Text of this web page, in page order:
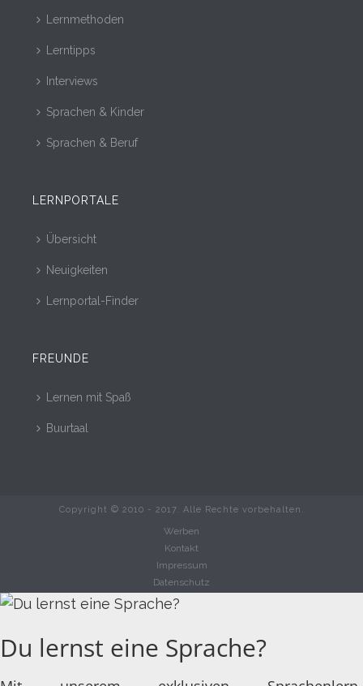
Lernmethoden
Lerntipps
Interviews
Sprachen & Kinder
Sprachen & Beruf
LERNPORTALE
Übersicht
Neuigkeiten
Lernportal-Finder
FREUNDE
Lernen mit Spaß
Buurtaal
Copyright © 2010 - 2017. Alle Rechte vorbehalten.
Werben
Kontakt
Impressum
Datenschutz
Du lernst eine Sprache?